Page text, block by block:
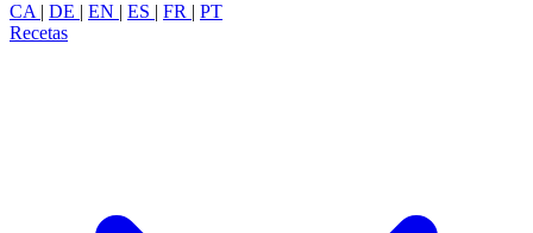
CA | DE | EN | ES | FR | PT
Recetas